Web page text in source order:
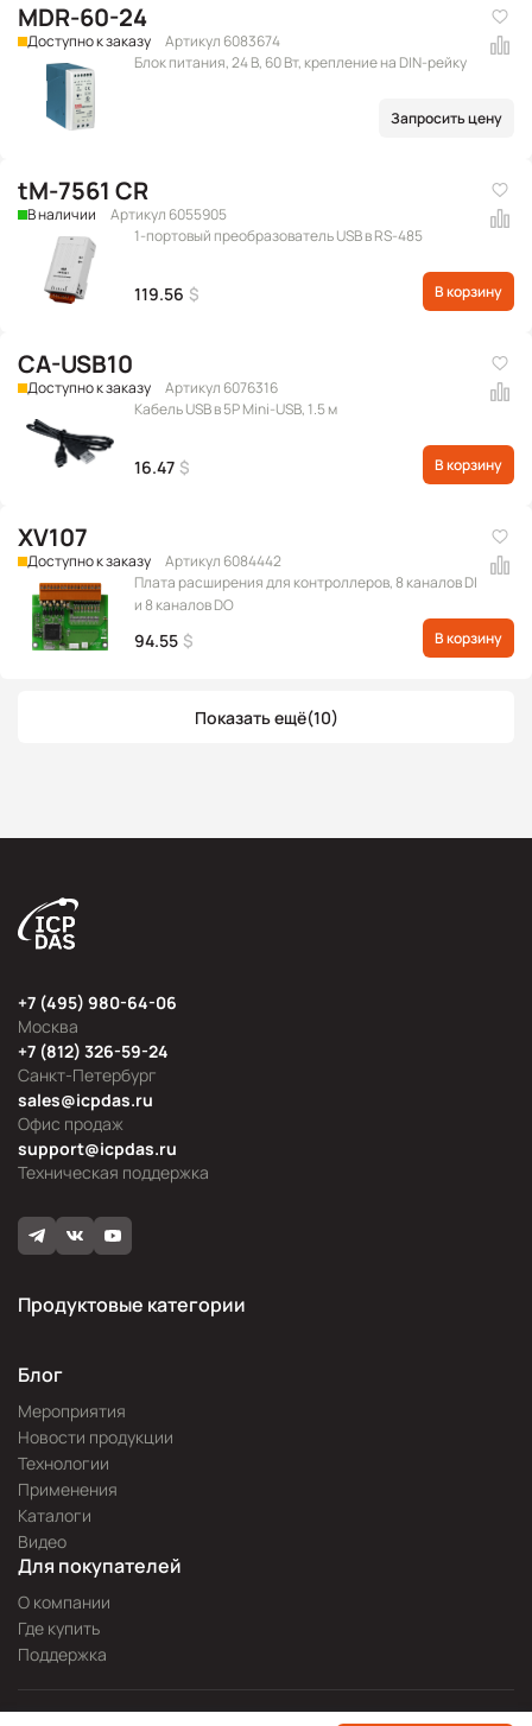
MDR-60-24
Доступно к заказу
Артикул 6083674
Блок питания, 24 В, 60 Вт, крепление на DIN-рейку
Запросить цену
tM-7561 CR
В наличии
Артикул 6055905
1-портовый преобразователь USB в RS-485
119.56 $ В корзину
CA-USB10
Доступно к заказу
Артикул 6076316
Кабель USB в 5P Mini-USB, 1.5 м
16.47 $ В корзину
XV107
Доступно к заказу
Артикул 6084442
Плата расширения для контроллеров, 8 каналов DI
и 8 каналов DO
94.55 $ В корзину
Показать ещё(10)
Москва
+7 (495) 980-64-06
Офис продаж
sales@icpdas.ru
Санкт-Петербург
+7 (812) 326-59-24
Техническая поддержка
support@icpdas.ru
Продуктовые категории
Блог
Мероприятия
Новости продукции
Технологии
Применения
Каталоги
Видео
Для покупателей
О компании
Где купить
Поддержка
Pitch